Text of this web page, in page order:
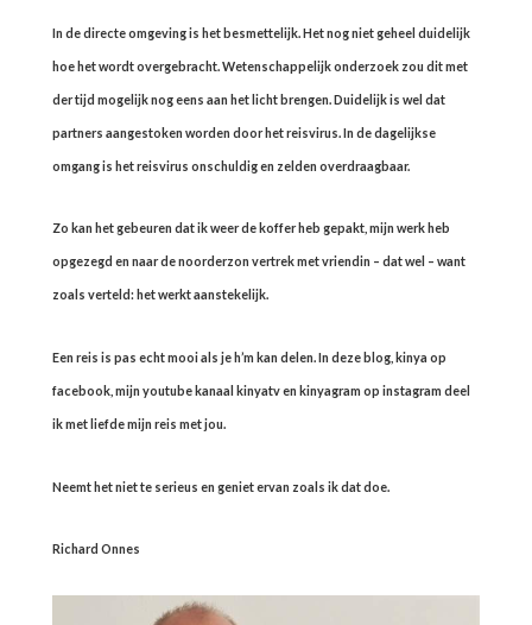
In de directe omgeving is het besmettelijk. Het nog niet geheel duidelijk
hoe het wordt overgebracht. Wetenschappelijk onderzoek zou dit met
der tijd mogelijk nog eens aan het licht brengen. Duidelijk is wel dat
partners aangestoken worden door het reisvirus. In de dagelijkse
omgang is het reisvirus onschuldig en zelden overdraagbaar.
Zo kan het gebeuren dat ik weer de koffer heb gepakt, mijn werk heb
opgezegd en naar de noorderzon vertrek met vriendin – dat wel – want
zoals verteld: het werkt aanstekelijk.
Een reis is pas echt mooi als je h’m kan delen. In deze blog, kinya op
facebook, mijn youtube kanaal kinyatv en kinyagram op instagram deel
ik met liefde mijn reis met jou.
Neemt het niet te serieus en geniet ervan zoals ik dat doe.
Richard Onnes